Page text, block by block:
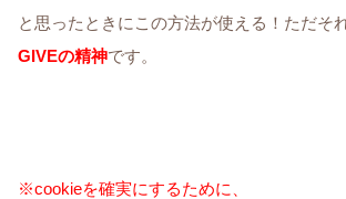
と思ったときにこの方法が使える！ただそ
GIVEの精神です。
※cookieを確実にするために、